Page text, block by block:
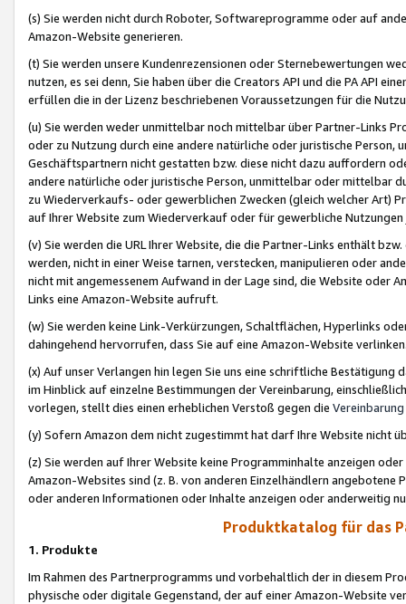
(s) Sie werden nicht durch Roboter, Softwareprogramme oder auf
Amazon-Website generieren.
(t) Sie werden unsere Kundenrezensionen oder Sternebewertungen
nutzen, es sei denn, Sie haben über die Creators API und die PA API
erfüllen die in der Lizenz beschriebenen Voraussetzungen für die
(u) Sie werden weder unmittelbar noch mittelbar über Partner-Links
oder zu Nutzung durch eine andere natürliche oder juristische
Geschäftspartnern nicht gestatten bzw. diese nicht dazu auffordern
andere natürliche oder juristische Person, unmittelbar oder mittelbar
zu Wiederverkaufs- oder gewerblichen Zwecken (gleich welcher Art)
auf Ihrer Website zum Wiederverkauf oder für gewerbliche
(v) Sie werden die URL Ihrer Website, die die Partner-Links enthält
werden, nicht in einer Weise tarnen, verstecken, manipulieren oder
nicht mit angemessenem Aufwand in der Lage sind, die Website oder
Links eine Amazon-Website aufruft.
(w) Sie werden keine Link-Verkürzungen, Schaltflächen, Hyperlinks
dahingehend hervorrufen, dass Sie auf eine Amazon-Website
(x) Auf unser Verlangen hin legen Sie uns eine schriftliche
im Hinblick auf einzelne Bestimmungen der Vereinbarung,
vorlegen, stellt dies einen erheblichen Verstoß gegen die Vereinbarung
(y) Sofern Amazon dem nicht zugestimmt hat darf Ihre Website nicht
(z) Sie werden auf Ihrer Website keine Programminhalte anzeigen
Amazon-Websites sind (z. B. von anderen Einzelhändlern
oder anderen Informationen oder Inhalte anzeigen oder anderweitig
Produktkatalog für das
1. Produkte
Im Rahmen des Partnerprogramms und vorbehaltlich der in diesem
physische oder digitale Gegenstand, der auf einer Amazon-Website